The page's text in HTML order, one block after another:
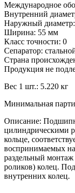
Международное
Внутренний
Наружный
Ширина: 55 мм
Класс точности: 0
Сепаратор:
Страна
Продукция не
Вес 1 шт.: 5.220 кг
Минимальная
Описание:
цилиндрическими
кольце,
воспринимаемых
раздельный
роликов) колец.
внутренних колец.